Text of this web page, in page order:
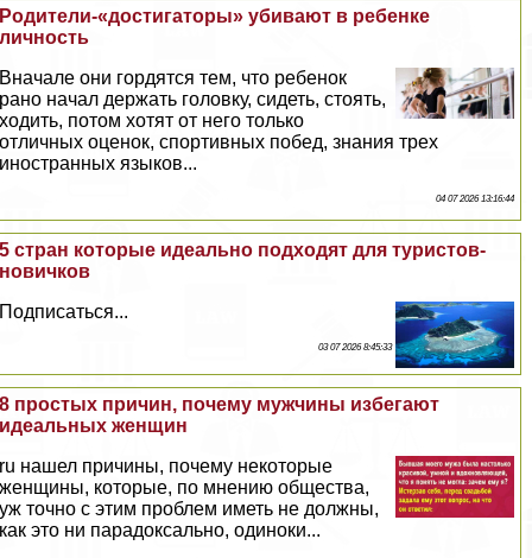
Родители-«достигаторы» убивают в ребенке
личность
Вначале они гордятся тем, что ребенок
рано начал держать головку, сидеть, стоять,
ходить, потом хотят от него только
отличных оценок, спортивных побед, знания трех
иностранных языков...
04 07 2026 13:16:44
5 стран которые идеально подходят для туристов-
новичков
Подписаться...
03 07 2026 8:45:33
8 простых причин, почему мужчины избегают
идеальных женщин
ru нашел причины, почему некоторые
женщины, которые, по мнению общества,
уж точно с этим проблем иметь не должны,
как это ни парадоксально, одиноки...